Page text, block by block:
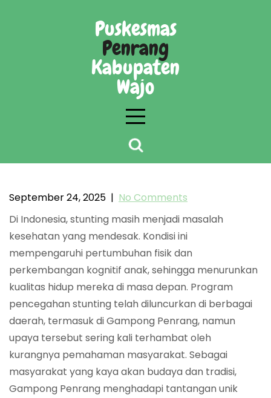
Puskesmas
Penrang
Kabupaten
Wajo
dalam konteks adat istiadat Gampong
Penrang
September 24, 2025 | No Comments
Di Indonesia, stunting masih menjadi masalah
kesehatan yang mendesak. Kondisi ini
mempengaruhi pertumbuhan fisik dan
perkembangan kognitif anak, sehingga menurunkan
kualitas hidup mereka di masa depan. Program
pencegahan stunting telah diluncurkan di berbagai
daerah, termasuk di Gampong Penrang, namun
upaya tersebut sering kali terhambat oleh
kurangnya pemahaman masyarakat. Sebagai
masyarakat yang kaya akan budaya dan tradisi,
Gampong Penrang menghadapi tantangan unik